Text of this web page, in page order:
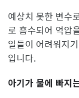
예상치 못한 변수
로 흡수되어 억압
일들이 어려워지
입니다.
아기가 물에 빠지